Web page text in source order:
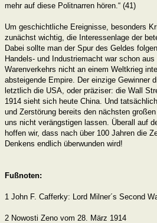
mehr auf diese Politnarren hören.“ (41)
Um geschichtliche Ereignisse, besonders
zunächst wichtig, die Interessenlage der
Dabei sollte man der Spur des Geldes
Handels- und Industriemacht war schon
Warenverkehrs nicht an einem Weltkrieg
absteigende Empire. Der einzige Gewinner
letztlich die USA, oder präziser: die Wall
1914 sieht sich heute China. Und
und Zerstörung bereits den nächsten
uns nicht verängstigen lassen. Überall auf
hoffen wir, dass nach über 100 Jahren die
Denkens endlich überwunden wird!
Fußnoten:
1 John F. Cafferky: Lord Milner´s Second
2 Nowosti Zeno vom 28. März 1914